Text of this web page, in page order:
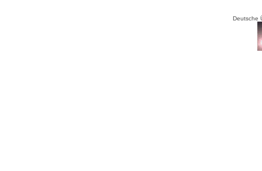
Deutsche